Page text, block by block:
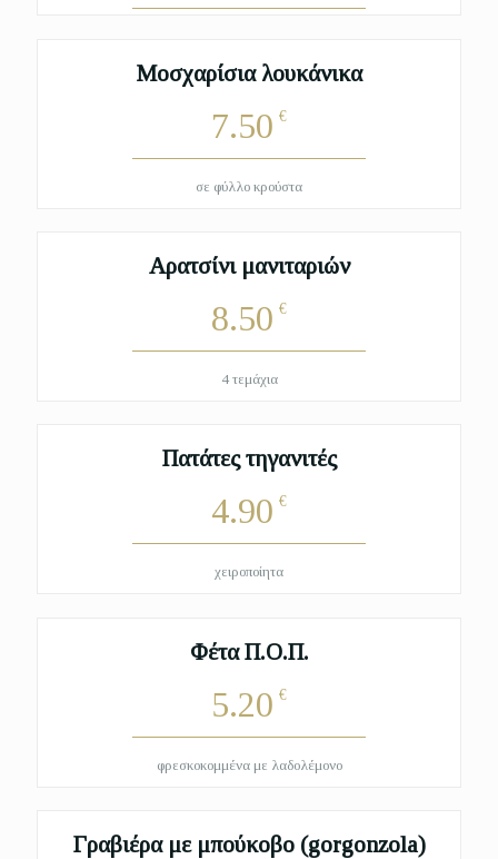
Μοσχαρίσια λουκάνικα
7.50 €
σε φύλλο κρούστα
Αρατσίνι μανιταριών
8.50 €
4 τεμάχια
Πατάτες τηγανιτές
4.90 €
χειροποίητα
Φέτα Π.Ο.Π.
5.20 €
φρεσκοκομμένα με λαδολέμονο
Γραβιέρα με μπούκοβο (gorgonzola)